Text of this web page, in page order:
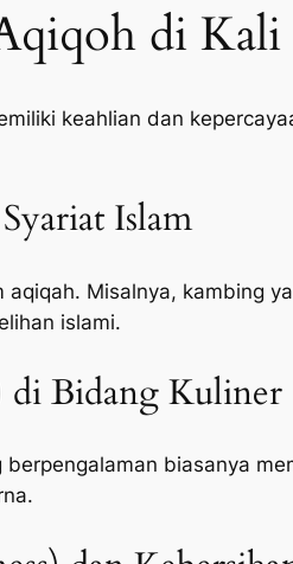
di
keahlian dan
Islam
Misalnya, kambing
islami.
di Bidang Kuliner
biasanya